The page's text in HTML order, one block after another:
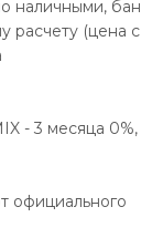
наличными,
расчету (цена
- 3 месяца 0%,
официального